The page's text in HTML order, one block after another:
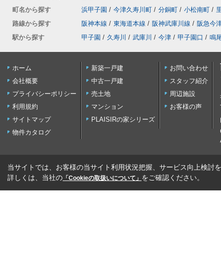
町名から探す
浜甲子園 / 今津久寿川町 / 分銅町 / 小松南町 /
路線から探す
阪神本線 / 東海道本線 / 阪神武庫川線 / 阪急今
駅から探す
甲子園 / 久寿川 / 武庫川 / 今津 / 甲子園口 / 鳴
ホーム
会社概要
プライバシーポリシー
利用規約
サイトマップ
物件カタログ
新築一戸建
中古一戸建
売土地
マンション
PLAISIRの家シリーズ
お問い合わせ
スタッフ紹介
周辺施設
お客様の声
当サイトでは、お客様の当サイト利用状況把握、サービス向上検討
詳しくは、当社の 「Cookieの取扱いについて」 をご確認ください。